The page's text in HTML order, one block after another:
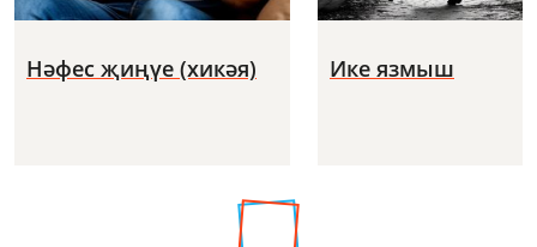
Нәфес җиңүе (хикәя) Ике язмыш